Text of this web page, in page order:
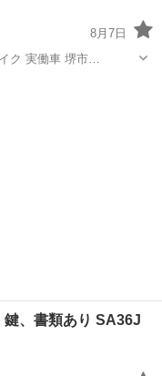
8月7日
原付 2スト バイク 実働車 堺市…
、書類あり SA36J